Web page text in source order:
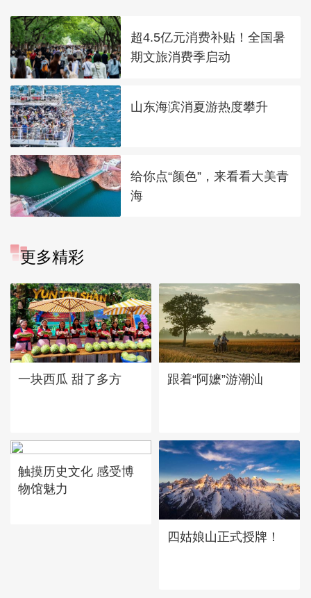
超4.5亿元消费补贴！全国暑
期文旅消费季启动
山东海滨消夏游热度攀升
给你点“颜色”，来看看大美青
海
更多精彩
一块西瓜 甜了多方 跟着“阿嬷”游潮汕
触摸历史文化 感受博
物馆魅力
四姑娘山正式授牌！